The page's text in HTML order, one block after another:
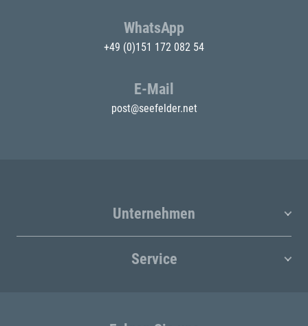
WhatsApp
+49 (0)151 172 082 54
E-Mail
post@seefelder.net
Unternehmen
Service